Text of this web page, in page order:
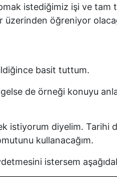
istediğimiz işi ve
üzerinden öğreniyor
basit tuttum.
de örneği konuyu
istiyorum diyelim. Tarihi
kullanacağım.
istersem